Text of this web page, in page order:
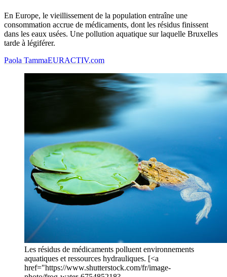
En Europe, le vieillissement de la population entraîne une
consommation accrue de médicaments, dont les résidus finissent
dans les eaux usées. Une pollution aquatique sur laquelle Bruxelles
tarde à légiférer.
Paola TammaEURACTIV.com
Les résidus de médicaments polluent environnements
aquatiques et ressources hydrauliques. [<a
href="https://www.shutterstock.com/fr/image-